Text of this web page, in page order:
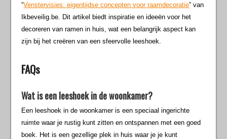
“Venstervisies: eigentijdse concepten voor raamdecoratie” van
Ikbeveilig.be. Dit artikel biedt inspiratie en ideeën voor het
decoreren van ramen in huis, wat een belangrijk aspect kan
zijn bij het creëren van een sfeervolle leeshoek.
FAQs
Wat is een leeshoek in de woonkamer?
Een leeshoek in de woonkamer is een speciaal ingerichte
ruimte waar je rustig kunt zitten en ontspannen met een goed
boek. Het is een gezellige plek in huis waar je je kunt